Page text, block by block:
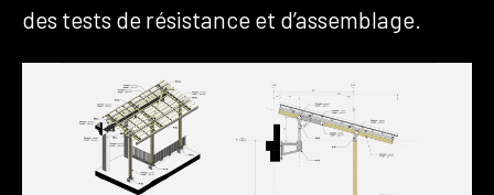
des tests de résistance et d’assemblage.